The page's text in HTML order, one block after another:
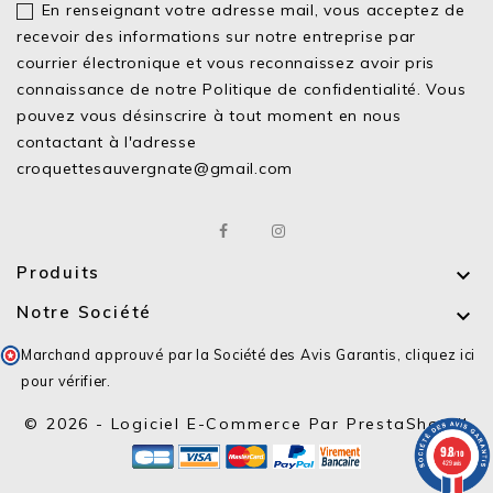
En renseignant votre adresse mail, vous acceptez de
recevoir des informations sur notre entreprise par
courrier électronique et vous reconnaissez avoir pris
connaissance de notrePolitique de confidentialité. Vous
pouvez vous désinscrire à tout moment en nous
contactant à l'adresse
croquettesauvergnate@gmail.com
Produits 
Notre Société 
Marchand approuvé par la Société des Avis Garantis, cliquez ici
pour vérifier
© 2026 - Logiciel E-Commerce Par PrestaShop™
9.8/10
429 avis